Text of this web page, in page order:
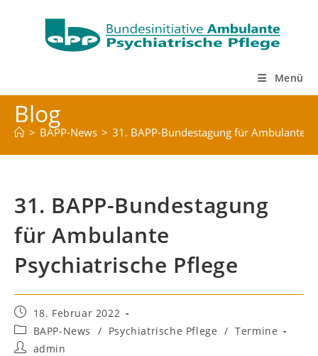
Menü
Blog
> BAPP-News > 31. BAPP-Bundestagung für Ambulante
31. BAPP-Bundestagung
für Ambulante
Psychiatrische Pflege
Beitrag
veröffentlicht:
18. Februar 2022
Beitrags-
Kategorie:
BAPP-News / Psychiatrische Pflege / Termine
Beitrags-
admin